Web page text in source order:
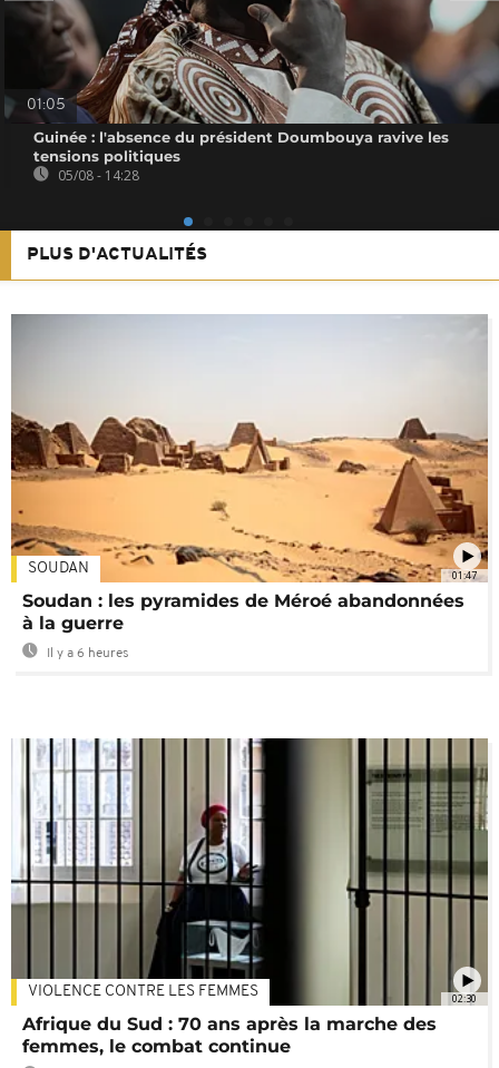
01:05
Guinée : l'absence du président Doumbouya ravive les
tensions politiques
05/08 - 14:28
PLUS D'ACTUALITÉS
01:47
SOUDAN
Soudan : les pyramides de Méroé abandonnées
à la guerre
Il y a 6 heures
02:30
VIOLENCE CONTRE LES FEMMES
Afrique du Sud : 70 ans après la marche des
femmes, le combat continue